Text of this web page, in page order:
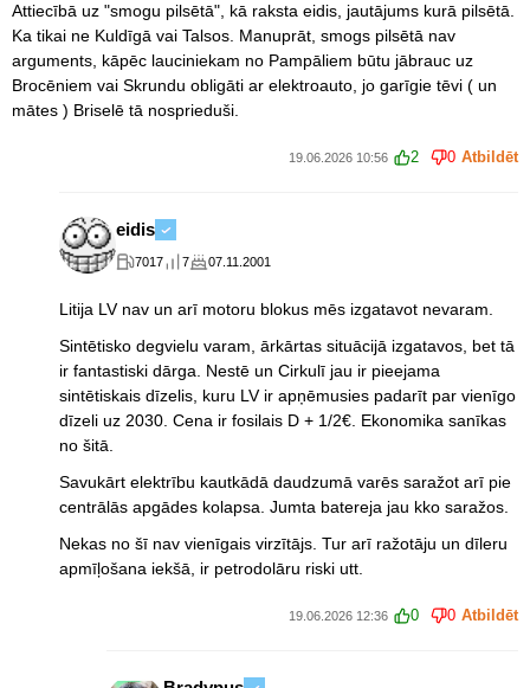
Attiecībā uz "smogu pilsētā", kā raksta eidis, jautājums kurā pilsētā.
Ka tikai ne Kuldīgā vai Talsos. Manuprāt, smogs pilsētā nav
arguments, kāpēc lauciniekam no Pampāliem būtu jābrauc uz
Brocēniem vai Skrundu obligāti ar elektroauto, jo garīgie tēvi ( un
mātes ) Briselē tā nosprieduši.
19.06.2026 10:56 2 0 Atbildēt
eidis
7017 7 07.11.2001
Litija LV nav un arī motoru blokus mēs izgatavot nevaram.
Sintētisko degvielu varam, ārkārtas situācijā izgatavos, bet tā
ir fantastiski dārga. Nestē un Cirkulī jau ir pieejama
sintētiskais dīzelis, kuru LV ir apņēmusies padarīt par vienīgo
dīzeli uz 2030. Cena ir fosilais D + 1/2€. Ekonomika sanīkas
no šitā.
Savukārt elektrību kautkādā daudzumā varēs saražot arī pie
centrālās apgādes kolapsa. Jumta batereja jau kko saražos.
Nekas no šī nav vienīgais virzītājs. Tur arī ražotāju un dīleru
apmīļošana iekšā, ir petrodolāru riski utt.
19.06.2026 12:36 0 0 Atbildēt